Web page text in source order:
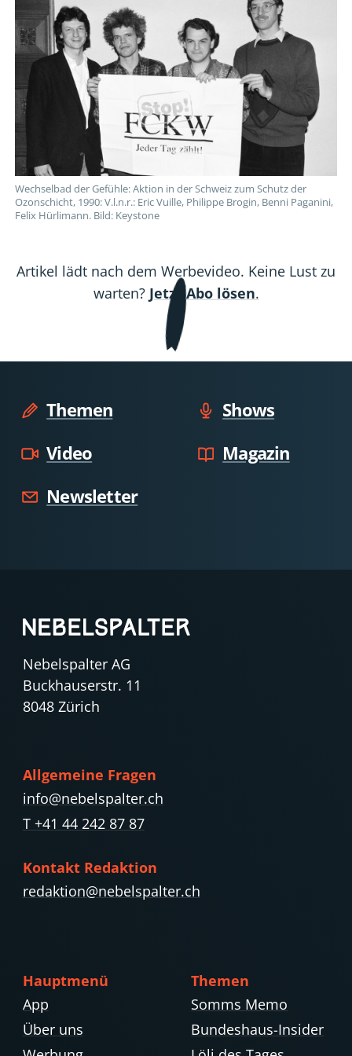
Wechselbad der Gefühle: Aktion in der Schweiz zum Schutz der
Ozonschicht, 1990: V.l.n.r.: Eric Vuille, Philippe Brogin, Benni Paganini,
Felix Hürlimann. Bild: Keystone
Artikel lädt nach dem Werbevideo. Keine Lust zu
warten? Jetzt Abo lösen.
Themen
Shows
Video
Magazin
Newsletter
Nebelspalter AG
Buckhauserstr. 11
8048 Zürich
Allgemeine Fragen
info@nebelspalter.ch
T +41 44 242 87 87
Kontakt Redaktion
redaktion@nebelspalter.ch
Hauptmenü
App
Über uns
Themen
Somms Memo
Bundeshaus-Insider